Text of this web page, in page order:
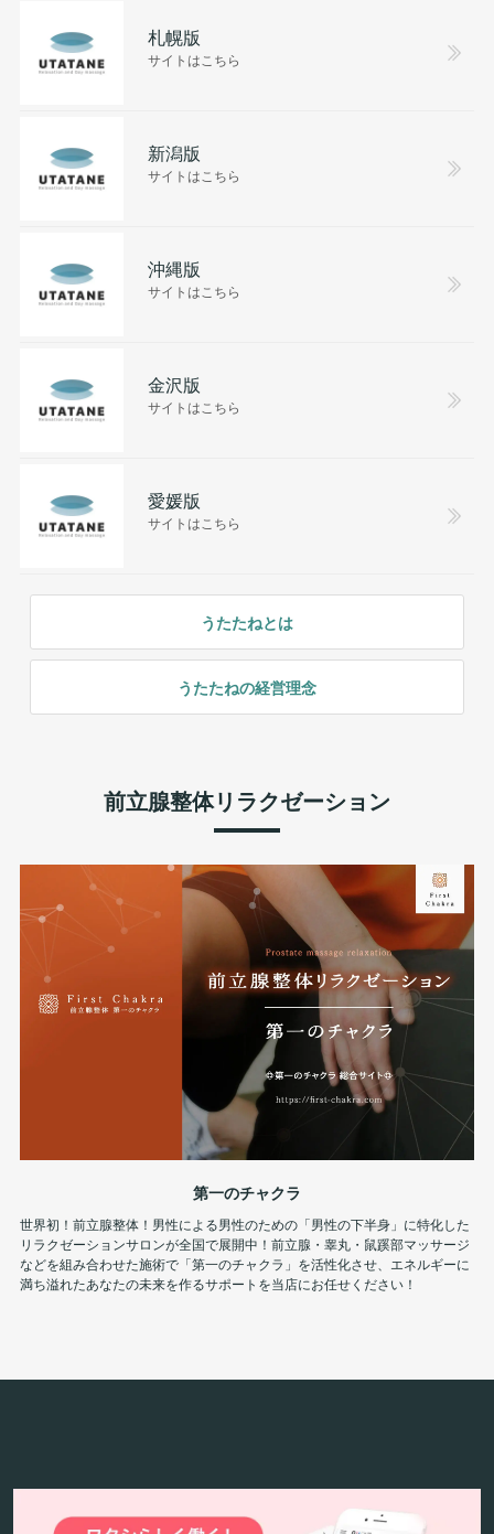
札幌版
サイトはこちら
新潟版
サイトはこちら
沖縄版
サイトはこちら
金沢版
サイトはこちら
愛媛版
サイトはこちら
うたたねとは
うたたねの経営理念
前立腺整体リラクゼーション
第一のチャクラ
世界初！前立腺整体！男性による男性のための「男性の下半身」に特化した
リラクゼーションサロンが全国で展開中！前立腺・睾丸・鼠蹊部マッサージ
などを組み合わせた施術で「第一のチャクラ」を活性化させ、エネルギーに
満ち溢れたあなたの未来を作るサポートを当店にお任せください！